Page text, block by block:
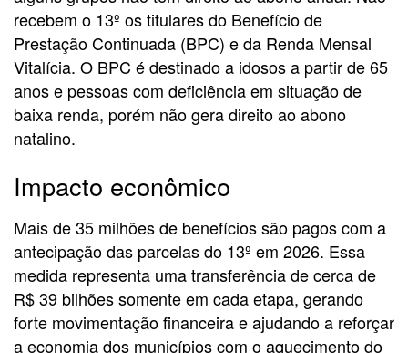
recebem o 13º os titulares do Benefício de
Prestação Continuada (BPC) e da Renda Mensal
Vitalícia. O BPC é destinado a idosos a partir de 65
anos e pessoas com deficiência em situação de
baixa renda, porém não gera direito ao abono
natalino.
Impacto econômico
Mais de 35 milhões de benefícios são pagos com a
antecipação das parcelas do 13º em 2026. Essa
medida representa uma transferência de cerca de
R$ 39 bilhões somente em cada etapa, gerando
forte movimentação financeira e ajudando a reforçar
a economia dos municípios com o aquecimento do